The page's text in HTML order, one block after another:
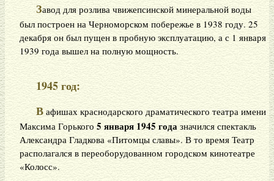
Завод для розлива чвижепсинской минеральной воды
был построен на Черноморском побережье в 1938 году. 25
декабря он был пущен в пробную эксплуатацию, а с 1 января
1939 года вышел на полную мощность.
1945 год:
В афишах краснодарского драматического театра имени
Максима Горького 5 января 1945 года значился спектакль
Александра Гладкова «Питомцы славы». В то время Театр
располагался в переоборудованном городском кинотеатре
«Колосс».